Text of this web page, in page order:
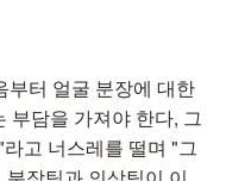
부터 얼굴 분장에 대한
부담을 가져야 한다, 그
고 너스레를 떨며 "그